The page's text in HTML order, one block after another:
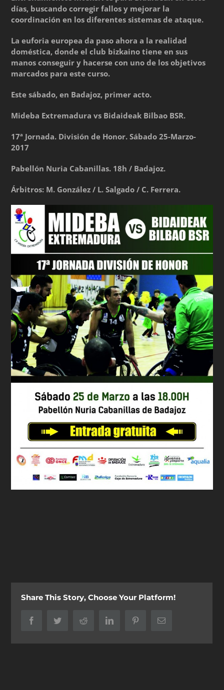
días, buscando corregir fallos y mejorar la
coordinación en los diferentes sistemas de ataque.
La euforia europea da paso ahora a la realidad
doméstica, donde el club bizkaino tiene en sus
manos conseguir y hacerse con uno de los objetivos
marcados para este curso.
Este sábado, en Badajoz, primer acto.
Mideba Extremadura vs Bidaideak Bilbao BSR.
17ª Jornada. División de Honor. Sábado 25-Marzo-
2017
Pabellón Nuria Cabanillas. 18h / Badajoz.
Árbitros: M. González / L. Salgado / C. Ferrera.
Share This Story, Choose Your Platform!
FacebookTwitter Reddit LinkedIn PinterestCorreo